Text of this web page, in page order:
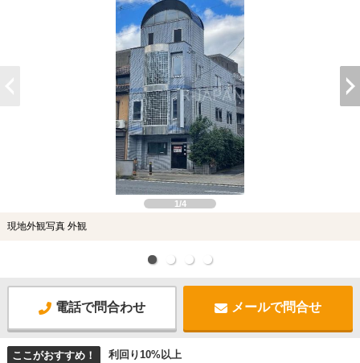
1/4
現地外観写真 外観
電話で問合わせ メールで問合せ
ここがおすすめ！
利回り10%以上